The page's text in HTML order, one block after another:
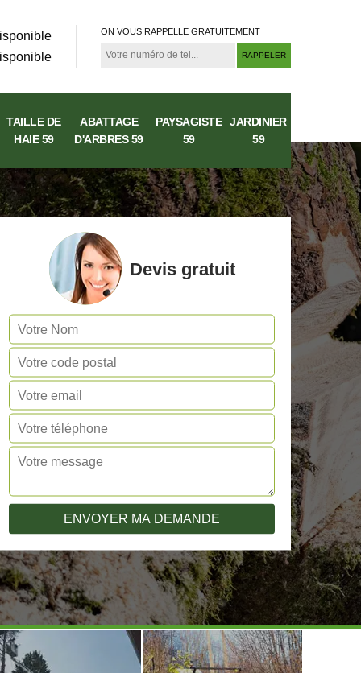
ON VOUS RAPPELLE GRATUITEMENT
TAILLE DE
HAIE 59
ABATTAGE
D'ARBRES 59
PAYSAGISTE
59
JARDINIER
59
Devis gratuit